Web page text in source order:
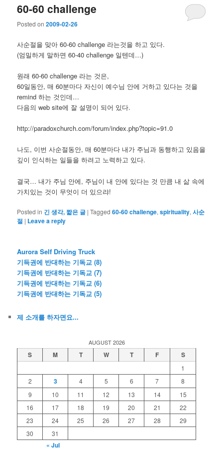
60-60 challenge
Posted on2009-02-26
사순절을 맞아 60-60 challenge 라는것을 하고 있다.
(엄밀하게 말하면 60-40 challenge 일텐데…)
원래 60-60 challenge 라는 것은,
60일동안, 매 60분마다 자신이 예수님 안에 거하고 있다는 것을
remind 하는 것인데…
다음의 web site에 잘 설명이 되어 있다.
http://paradoxchurch.com/forum/index.php?topic=91.0
나도, 이번 사순절동안, 매 60분마다 내가 주님과 동행하고 있음을
깊이 인식하는 일들을 하려고 노력하고 있다.
결국… 내가 주님 안에, 주님이 내 안에 있다는 것 만큼 내 삶 속에
가치있는 것이 무엇이 더 있으랴!
Posted in 긴 생각, 짧은 글 |Tagged 60-60 challenge,spirituality,사순
절 | Leave a reply
Aurora Self Driving Truck
기득권에 반대하는 기독교 (8)
기득권에 반대하는 기독교 (7)
기득권에 반대하는 기독교 (6)
기득권에 반대하는 기독교 (5)
제 소개를 하자면요...
AUGUST 2026
S M T W T F S
1
2
3 4 5 6 7
8
9
10 11 12 13 14
15
16
17 18 19 20 21
22
23
24 25 26 27 28
29
30
31
« Jul